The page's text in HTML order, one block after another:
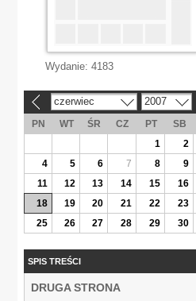
Wydanie: 4183
czerwiec 2007
PN WT ŚR CZ PT SB
1
2
4
5 6 7 8 9
11
12 13 14 15 16
18
19 20 21 22 23
25
26 27 28 29 30
SPIS TREŚCI
DRUGA STRONA